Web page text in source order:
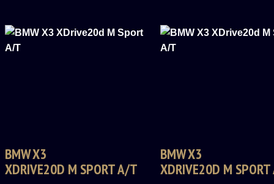
BMW X3
XDRIVE20D M SPORT A/T
BMW X3
XDRIVE20D M